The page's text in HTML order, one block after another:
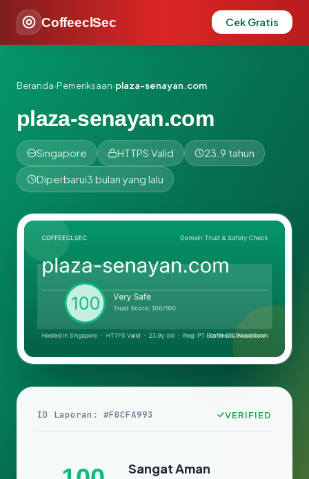
CoffeeclSec Cek Gratis
Beranda›Pemeriksaan›plaza-senayan.com
plaza-senayan.com
Singapore HTTPS Valid 23.9 tahun
Diperbarui3 bulan yang lalu
ID Laporan: #F0CFA993 VERIFIED
Sangat Aman